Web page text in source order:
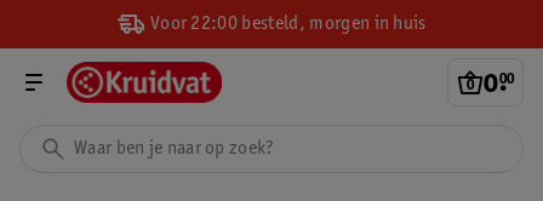
Voor 22:00 besteld, morgen in huis
0.
00